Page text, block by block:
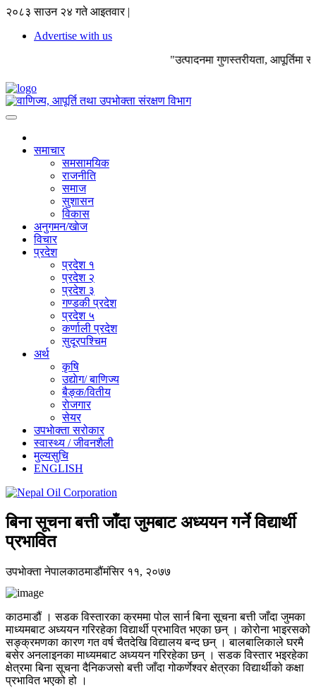
२०८३ साउन २४ गते आइतवार |
Advertise with us
"उत्पादनमा गुणस्तरीयता, आपूर्तिमा
समाचार
समसामयिक
राजनीति
समाज
सुशासन
विकास
अनुगमन/खाेज
विचार
प्रदेश
प्रदेश १
प्रदेश २
प्रदेश ३
गण्डकी प्रदेश
प्रदेश ५
कर्णाली प्रदेश
सुदूरपश्चिम
अर्थ
कृषि
उद्याेग/ बाणिज्य
बैङ्क/वितीय
राेजगार
सेयर
उपभाेक्ता सरोकार
स्वास्थ्य / जीवनशैली
मुल्यसुचि
ENGLISH
बिना सूचना बत्ती जाँदा जुमबाट अध्ययन गर्ने विद्यार्थी
प्रभावित
उपभाेक्ता नेपालकाठमाडौंमंसिर ११, २०७७
काठमाडौं । सडक विस्तारका क्रममा पोल सार्न बिना सूचना बत्ती जाँदा जुमका
माध्यमबाट अध्ययन गरिरहेका विद्यार्थी प्रभावित भएका छन् । कोरोना भाइरसको
सङ्क्रमणका कारण गत वर्ष चैतदेखि विद्यालय बन्द छन् । बालबालिकाले घरमै
बसेर अनलाइनका माध्यमबाट अध्ययन गरिरहेका छन् । सडक विस्तार भइरहेका
क्षेत्रमा बिना सूचना दैनिकजसो बत्ती जाँदा गोकर्णेश्वर क्षेत्रका विद्यार्थीको कक्षा
प्रभावित भएको हो ।